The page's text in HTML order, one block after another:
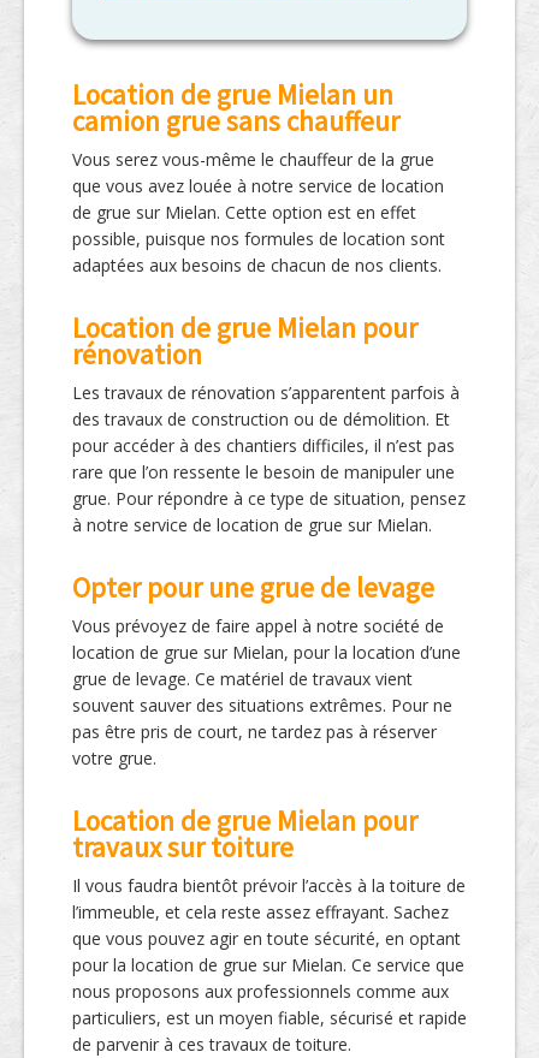
Location de grue Mielan un
camion grue sans chauffeur
Vous serez vous-même le chauffeur de la grue
que vous avez louée à notre service de location
de grue sur Mielan. Cette option est en effet
possible, puisque nos formules de location sont
adaptées aux besoins de chacun de nos clients.
Location de grue Mielan pour
rénovation
Les travaux de rénovation s’apparentent parfois à
des travaux de construction ou de démolition. Et
pour accéder à des chantiers difficiles, il n’est pas
rare que l’on ressente le besoin de manipuler une
grue. Pour répondre à ce type de situation, pensez
à notre service de location de grue sur Mielan.
Opter pour une grue de levage
Vous prévoyez de faire appel à notre société de
location de grue sur Mielan, pour la location d’une
grue de levage. Ce matériel de travaux vient
souvent sauver des situations extrêmes. Pour ne
pas être pris de court, ne tardez pas à réserver
votre grue.
Location de grue Mielan pour
travaux sur toiture
Il vous faudra bientôt prévoir l’accès à la toiture de
l’immeuble, et cela reste assez effrayant. Sachez
que vous pouvez agir en toute sécurité, en optant
pour la location de grue sur Mielan. Ce service que
nous proposons aux professionnels comme aux
particuliers, est un moyen fiable, sécurisé et rapide
de parvenir à ces travaux de toiture.